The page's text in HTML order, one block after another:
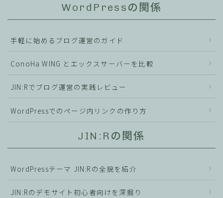
WordPressの関係
手軽に始めるブログ運営のガイド
ConoHa WING とエックスサーバーを比較
JIN:Rでブログ運営の実践レビュー
WordPressでのページ内リンクの作り方
JIN:Rの関係
WordPressテーマ JIN:Rの全貌を紹介
JIN:Rのデモサイト初心者向けを深掘り